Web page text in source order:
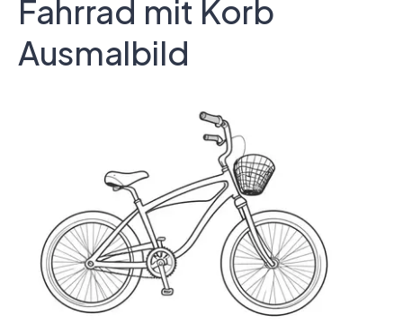
Fahrrad mit Korb
Ausmalbild